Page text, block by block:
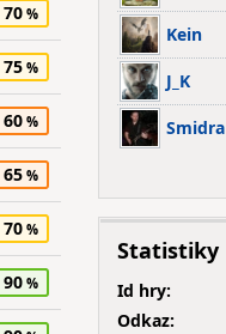
70
75
60
65
70
90
Kein
J_K
Smidra
Statistiky
Id hry:
Odkaz: